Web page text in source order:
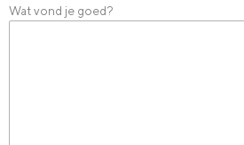
Wat vond je goed?